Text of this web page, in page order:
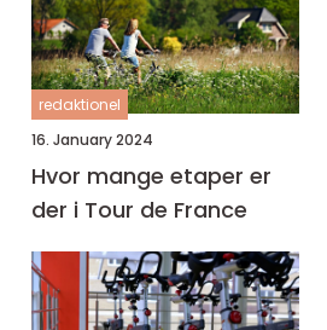
redaktionel
16. January 2024
Hvor mange etaper er
der i Tour de France